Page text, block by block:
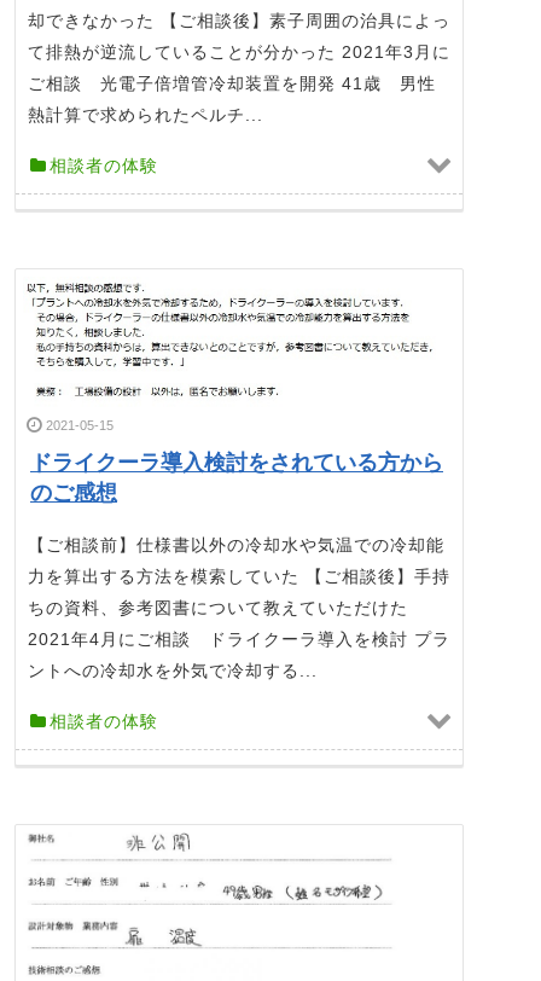
却できなかった 【ご相談後】素子周囲の治具によっ
て排熱が逆流していることが分かった 2021年3月に
ご相談 光電子倍増管冷却装置を開発 41歳 男性
熱計算で求められたペルチ...
相談者の体験
2021-05-15
ドライクーラ導入検討をされている方から
のご感想
【ご相談前】仕様書以外の冷却水や気温での冷却能
力を算出する方法を模索していた 【ご相談後】手持
ちの資料、参考図書について教えていただけた
2021年4月にご相談 ドライクーラ導入を検討 プラ
ントへの冷却水を外気で冷却する...
相談者の体験